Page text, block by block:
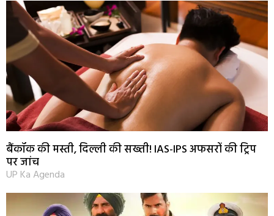
बैंकॉक की मस्ती, दिल्ली की सख्ती! IAS-IPS अफसरों की ट्रिप
पर जांच
UP Ka Agenda